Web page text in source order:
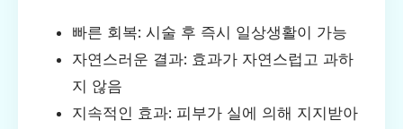
빠른 회복: 시술 후 즉시 일상생활이 가능
자연스러운 결과: 효과가 자연스럽고 과하
지 않음
지속적인 효과: 피부가 실에 의해 지지받아